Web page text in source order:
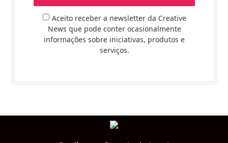
Aceito receber a newsletter da Creative
News que pode conter ocasionalmente
informações sobre iniciativas, produtos e
serviços.